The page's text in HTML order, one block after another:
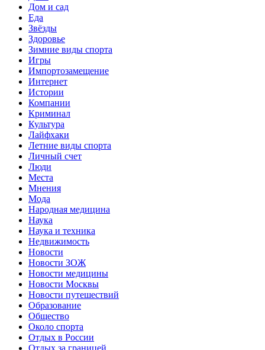
Дом и сад
Еда
Звёзды
Здоровье
Зимние виды спорта
Игры
Импортозамещение
Интернет
Истории
Компании
Криминал
Культура
Лайфхаки
Летние виды спорта
Личный счет
Люди
Места
Мнения
Мода
Народная медицина
Наука
Наука и техника
Недвижимость
Новости
Новости ЗОЖ
Новости медицины
Новости Москвы
Новости путешествий
Образование
Общество
Около спорта
Отдых в России
Отдых за границей